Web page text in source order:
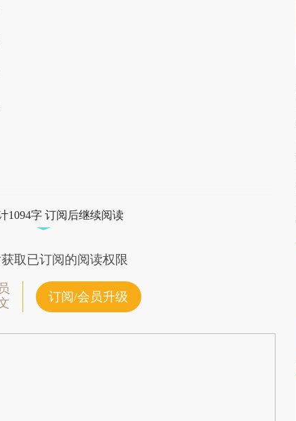
1094字 订阅后继续阅读
取已订阅的阅读权限
订阅/会员升级